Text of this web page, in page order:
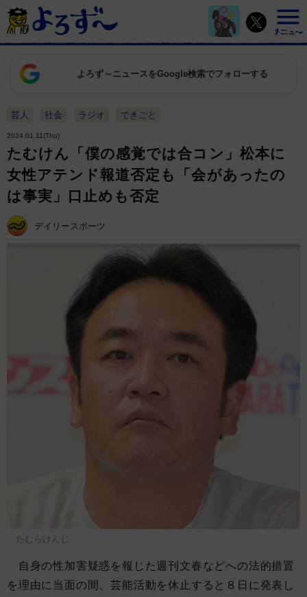
よろず～ニュースをGoogle検索でフォローする
芸人 社会 ラジオ できごと
2024.01.11(Thu)
たむけん「僕の感覚では合コン」松本に
女性アテンド報道否定も「会があったの
は事実」口止めも否定
デイリースポーツ
たむらけんじ
自身の性加害疑惑を報じた週刊文春などへの法的措置
を理由に当面の間、芸能活動を休止すると８日に発表し